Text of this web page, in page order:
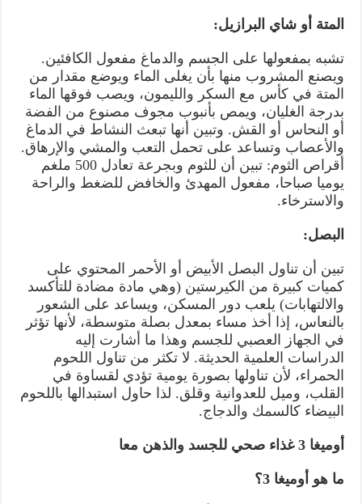
المتة أو شاي البرازيل:
تشبه بمفعولها على الجسم والدماغ مفعول الكافئين.
ويصنع المشروب منها بأن يغلى الماء ويوضع مقدار من
المتة في كأس مع السكر والليمون، ويصب فوقها الماء
بدرجة الغليان، ويمص بأنبوب مجوف مصنوع من الفضة
أو النحاس أو القش. وتبين أنها تبعث النشاط في الدماغ
والأعصاب وتساعد على تحمل التعب والمشي والإرهاق.
أقراص الثوم: تبين أن للثوم وبجرعة تعادل 500 ملغم
يوميا صباحا، مفعول المهدئ والخافض للضغط والراحة
والاسترخاء.
البصل:
تبين أن تناول البصل الأبيض أو الأحمر المحتوي على
كميات كبيرة من الكيرستين (وهي مادة مضادة للتأكسد
والالتهابات) يلعب دور المسكن، ويساعد على الشعور
بالنعاس، إذا أخذ مساء بمعدل بصلة متوسطة، لأنها تؤثر
في الجهاز العصبي للجسم وهذا ما أشارت إليه
الدراسات العلمية الحديثة. لا تكثر من تناول اللحوم
الحمراء، لأن تناولها بصورة يومية تؤدي لقساوة في
القلب، وميل للعدوانية وقلق. لذا حاول استبدالها باللحوم
البيضاء كالسمك والدجاج.
أوميغا 3 غذاء صحي للجسد والذهن معا
ما هو أوميغا 3؟